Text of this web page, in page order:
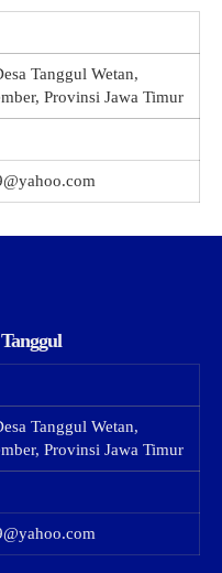
Tanggul Wetan,
Provinsi Jawa Timur
Tanggul Wetan,
Provinsi Jawa Timur